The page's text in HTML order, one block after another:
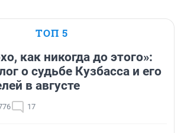
ТОП 5
как никогда до этого»:
о судьбе Кузбасса и его
в августе
17